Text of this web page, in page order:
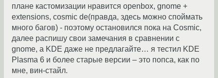
плане кастомизации нравится openbox, gnome +
extensions, cosmic de(правда, здесь можно споймать
много багов) - поэтому остановился пока на Cosmiс,
далее распишу свои замечания в сравнении с
gnome, а KDE даже не предлагайте… я тестил KDE
Plasma 6 и более старые версии – это попса, как по
мне, вин-стайл.